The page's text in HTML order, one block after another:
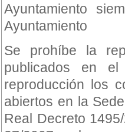
Ayuntamiento
Ayuntamiento
Se prohíbe la
publicados en
reproducción los
abiertos en la
Real Decreto